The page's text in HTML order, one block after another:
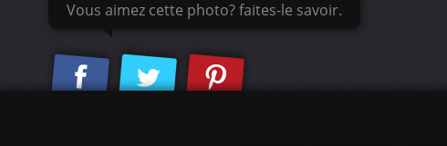
Vous aimez cette photo? faites-le savoir.